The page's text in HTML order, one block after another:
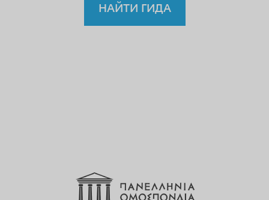
НАЙТИ ГИДА